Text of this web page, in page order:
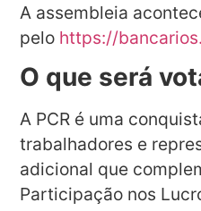
A assembleia
pelo https://
O que será
A PCR é uma
trabalhadores e
adicional que
Participação nos